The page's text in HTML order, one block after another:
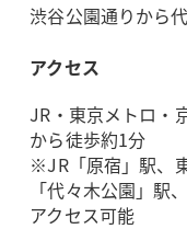
渋谷公園通りから
アクセス
JR・東京メトロ・
から徒歩約1分
※JR「原宿」駅、
「代々木公園」駅
アクセス可能